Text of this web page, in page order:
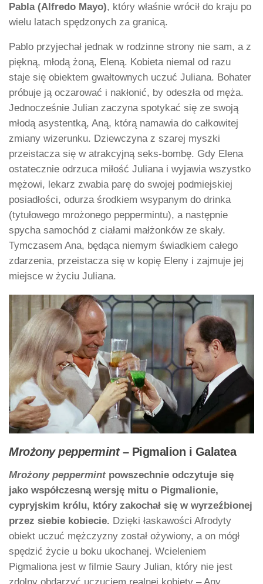
Pabla (Alfredo Mayo), który właśnie wrócił do kraju po
wielu latach spędzonych za granicą.
Pablo przyjechał jednak w rodzinne strony nie sam, a z
piękną, młodą żoną, Eleną. Kobieta niemal od razu
staje się obiektem gwałtownych uczuć Juliana. Bohater
próbuje ją oczarować i nakłonić, by odeszła od męża.
Jednocześnie Julian zaczyna spotykać się ze swoją
młodą asystentką, Aną, którą namawia do całkowitej
zmiany wizerunku. Dziewczyna z szarej myszki
przeistacza się w atrakcyjną seks-bombę. Gdy Elena
ostatecznie odrzuca miłość Juliana i wyjawia wszystko
mężowi, lekarz zwabia parę do swojej podmiejskiej
posiadłości, odurza środkiem wsypanym do drinka
(tytułowego mrożonego peppermintu), a następnie
spycha samochód z ciałami małżonków ze skały.
Tymczasem Ana, będąca niemym świadkiem całego
zdarzenia, przeistacza się w kopię Eleny i zajmuje jej
miejsce w życiu Juliana.
Mrożony peppermint– Pigmalion i Galatea
Mrożony peppermintpowszechnie odczytuje się
jako współczesną wersję mitu o Pigmalionie,
cypryjskim królu, który zakochał się w wyrzeźbionej
przez siebie kobiecie. Dzięki łaskawości Afrodyty
obiekt uczuć mężczyzny został ożywiony, a on mógł
spędzić życie u boku ukochanej. Wcieleniem
Pigmaliona jest w filmie Saury Julian, który nie jest
zdolny obdarzyć uczuciem realnej kobiety – Any.